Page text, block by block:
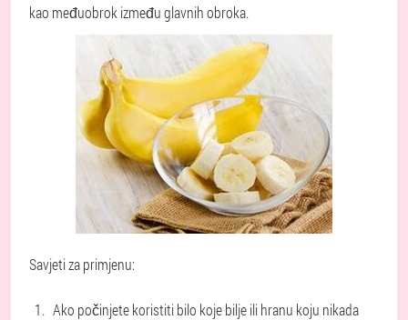
kao međuobrok između glavnih obroka.
Savjeti za primjenu:
Ako počinjete koristiti bilo koje bilje ili hranu koju nikada